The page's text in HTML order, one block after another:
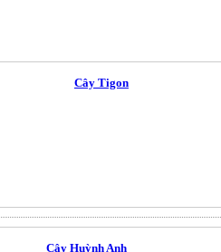
Cây Tigon
Cây Huỳnh Anh